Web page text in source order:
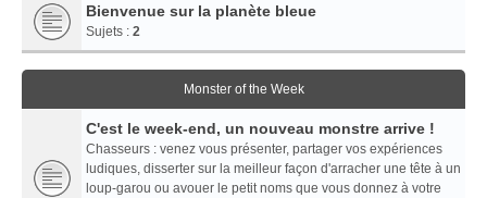
Bienvenue sur la planète bleue
Sujets : 2
Monster of the Week
C'est le week-end, un nouveau monstre arrive !
Chasseurs : venez vous présenter, partager vos expériences
ludiques, disserter sur la meilleur façon d'arracher une tête à un
loup-garou ou avouer le petit noms que vous donnez à votre